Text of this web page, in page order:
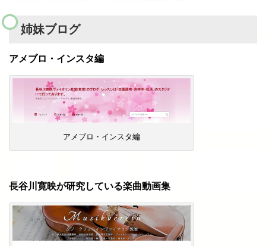
姉妹ブログ
アメブロ・インスタ編
アメブロ・インスタ編
長谷川寛映が研究している楽曲動画集